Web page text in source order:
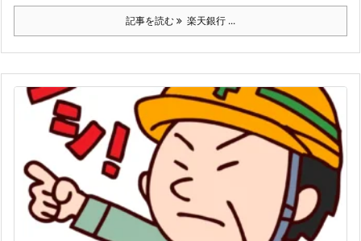
記事を読む 楽天銀行 ...